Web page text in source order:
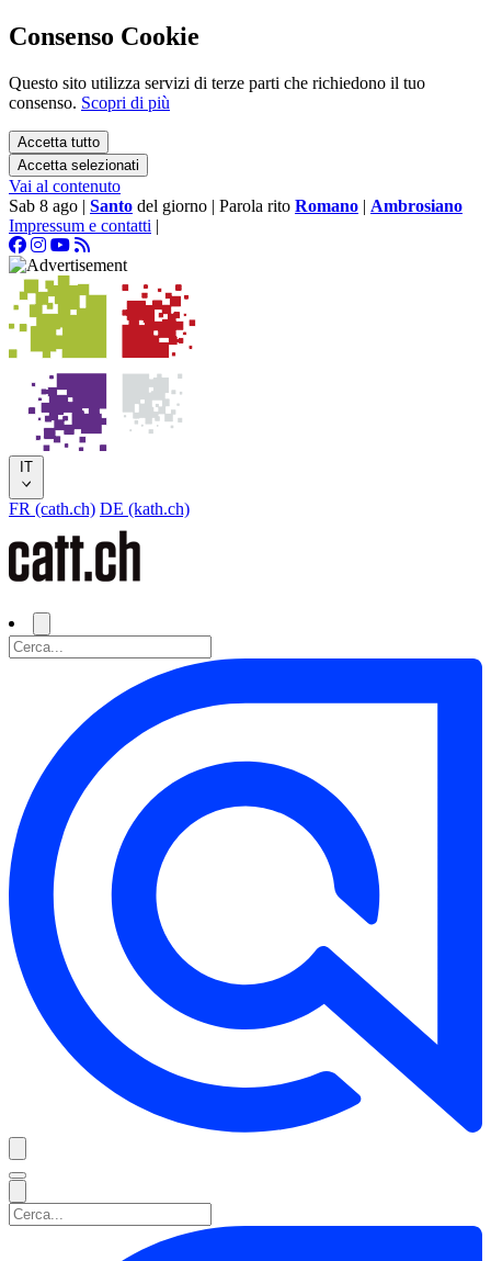
Consenso Cookie
Questo sito utilizza servizi di terze parti che richiedono il tuo
consenso. Scopri di più
Accetta tutto
Accetta selezionati
Vai al contenuto
Sab 8 ago | Santo del giorno | Parola rito Romano | Ambrosiano
Impressum e contatti |
IT
FR (cath.ch) DE (kath.ch)